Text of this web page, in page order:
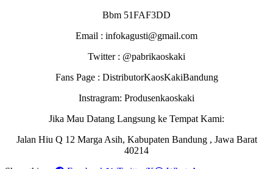
Bbm 51FAF3DD
Email : infokagusti@gmail.com
Twitter : @pabrikaoskaki
Fans Page : DistributorKaosKakiBandung
Instragram: Produsenkaoskaki
Jika Mau Datang Langsung ke Tempat Kami:
Jalan Hiu Q 12 Marga Asih, Kabupaten Bandung , Jawa Barat
40214